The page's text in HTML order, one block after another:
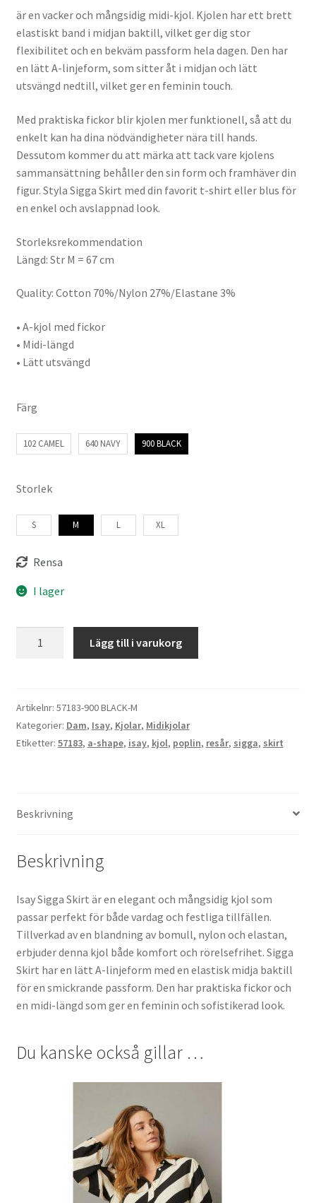
är en vacker och mångsidig midi-kjol. Kjolen har ett brett
elastiskt band i midjan baktill, vilket ger dig stor
flexibilitet och en bekväm passform hela dagen. Den har
en lätt A-linjeform, som sitter åt i midjan och lätt
utsvängd nedtill, vilket ger en feminin touch.
Med praktiska fickor blir kjolen mer funktionell, så att du
enkelt kan ha dina nödvändigheter nära till hands.
Dessutom kommer du att märka att tack vare kjolens
sammansättning behåller den sin form och framhäver din
figur. Styla Sigga Skirt med din favorit t-shirt eller blus för
en enkel och avslappnad look.
Storleksrekommendation
Längd: Str M = 67 cm
Quality: Cotton 70%/Nylon 27%/Elastane 3%
• A-kjol med fickor
• Midi-längd
• Lätt utsvängd
Färg
102 CAMEL 640 NAVY 900 BLACK
Storlek
S M L XL
Rensa
I lager
Lägg till i varukorg
Artikelnr: 57183-900 BLACK-M
Kategorier: Dam, Isay, Kjolar, Midikjolar
Etiketter: 57183, a-shape, isay, kjol, poplin, resår, sigga, skirt
Beskrivning
Beskrivning
Isay Sigga Skirt är en elegant och mångsidig kjol som
passar perfekt för både vardag och festliga tillfällen.
Tillverkad av en blandning av bomull, nylon och elastan,
erbjuder denna kjol både komfort och rörelsefrihet. Sigga
Skirt har en lätt A-linjeform med en elastisk midja baktill
för en smickrande passform. Den har praktiska fickor och
en midi-längd som ger en feminin och sofistikerad look.
Du kanske också gillar …